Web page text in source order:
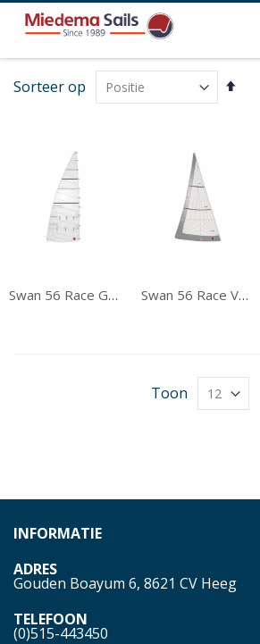
Sorteer op
Van
Swan 56 Race Grootzeil Swan 56 Race Voorzeil
Toon
INFORMATIE
ADRES
Gouden Boayum 6, 8621 CV Heeg
TELEFOON
(0)515-443450